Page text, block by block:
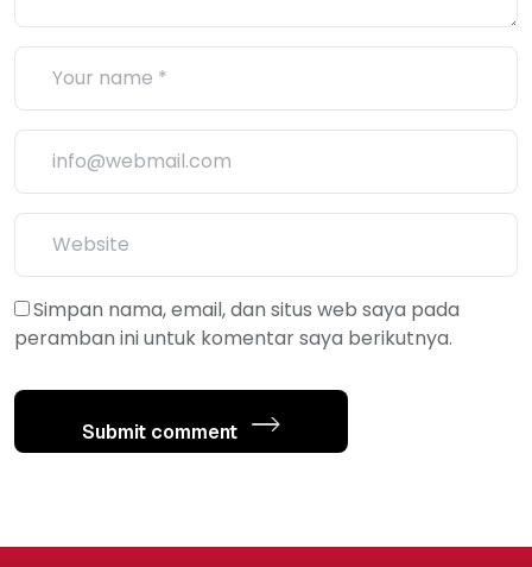
Simpan nama, email, dan situs web saya pada
peramban ini untuk komentar saya berikutnya.
Submit comment